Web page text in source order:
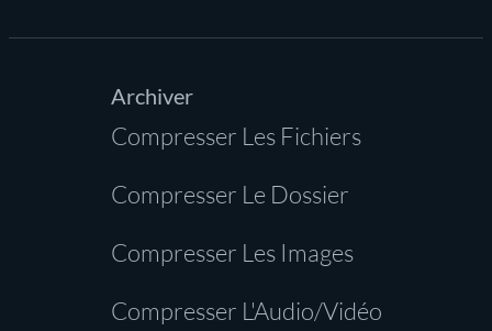
Archiver
Compresser Les Fichiers
Compresser Le Dossier
Compresser Les Images
Compresser L'Audio/Vidéo